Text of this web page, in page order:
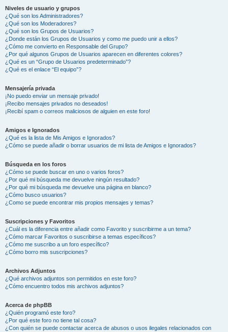
Niveles de usuario y grupos
¿Qué son los Administradores?
¿Qué son los Moderadores?
¿Qué son los Grupos de Usuarios?
¿Donde están los Grupos de Usuarios y como me puedo unir a ellos?
¿Cómo me convierto en Responsable del Grupo?
¿Por qué algunos Grupos de Usuarios aparecen en diferentes colores?
¿Qué es un “Grupo de Usuarios predeterminado”?
¿Qué es el enlace “El equipo”?
Mensajería privada
¡No puedo enviar un mensaje privado!
¡Recibo mensajes privados no deseados!
¡Recibí spam o correos maliciosos de alguien en este foro!
Amigos e Ignorados
¿Qué es la lista de Mis Amigos e Ignorados?
¿Cómo se puede añadir o borrar usuarios de mi lista de Amigos e Ignorados?
Búsqueda en los foros
¿Cómo se puede buscar en uno o varios foros?
¿Por qué mi búsqueda me devuelve ningún resultado?
¿Por qué mi búsqueda me devuelve una página en blanco?
¿Cómo busco usuarios?
¿Como se puede encontrar mis propios mensajes y temas?
Suscripciones y Favoritos
¿Cuál es la diferencia entre añadir como Favorito y suscribirme a un tema?
¿Cómo marcar Favoritos o suscribirse a temas específicos?
¿Cómo me suscribo a un foro específico?
¿Cómo borro mis suscripciones?
Archivos Adjuntos
¿Qué archivos adjuntos son permitidos en este foro?
¿Cómo encuentro todos mis archivos adjuntos?
Acerca de phpBB
¿Quién programó este foro?
¿Por qué este foro no tiene tal cosa?
¿Con quién se puede contactar acerca de abusos o usos ilegales relacionados con